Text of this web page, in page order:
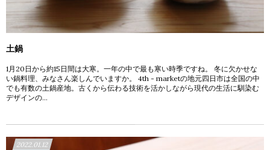
土鍋
1月20日から約15日間は大寒。一年の中で最も寒い時季ですね。 冬に欠かせな
い鍋料理、みなさん楽しんでいますか。 4th - marketの地元四日市は全国の中
でも有数の土鍋産地。古くから伝わる技術を活かしながら現代の生活に馴染む
デザインの...
2022.01.12